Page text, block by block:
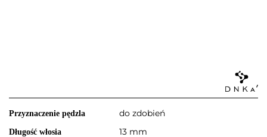
Przyznaczenie pędzla do zdobień
Długość włosia 13 mm